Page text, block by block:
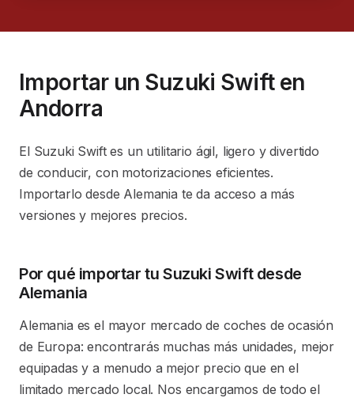
Importar un Suzuki Swift en
Andorra
El Suzuki Swift es un utilitario ágil, ligero y divertido
de conducir, con motorizaciones eficientes.
Importarlo desde Alemania te da acceso a más
versiones y mejores precios.
Por qué importar tu Suzuki Swift desde
Alemania
Alemania es el mayor mercado de coches de ocasión
de Europa: encontrarás muchas más unidades, mejor
equipadas y a menudo a mejor precio que en el
limitado mercado local. Nos encargamos de todo el